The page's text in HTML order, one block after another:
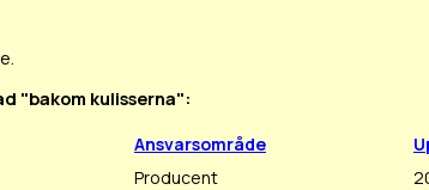
"bakom kulisserna":
Ansvarsområde
Producent